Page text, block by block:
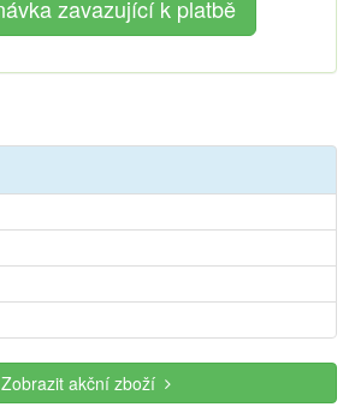
Zobrazit akční zboží